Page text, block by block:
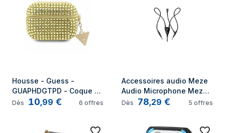
Housse - Guess -
GUAPHDGTPD - Coque
AirPods Pro - Doré -
Dès 10,99 € 6 offres
Accessoires audio Meze
Audio Microphone Meze
Audio pour casques 99
Dès 78,29 € 5 offres